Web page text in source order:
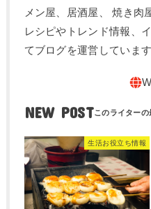
メン屋、居酒屋、 焼き肉
レシピやトレンド情報、
てブログを運営しています
NEW POST
生活お役立ち情報